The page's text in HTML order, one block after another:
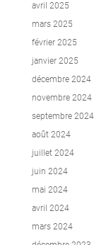
avril 2025
mars 2025
février 2025
janvier 2025
décembre 2024
novembre 2024
septembre 2024
août 2024
juillet 2024
juin 2024
mai 2024
avril 2024
mars 2024